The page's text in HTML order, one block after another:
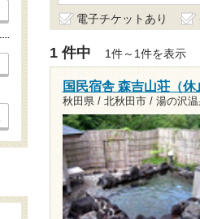
電子チケットあり
1 件中 1件～1件を表示
国民宿舎 森吉山荘（休
秋田県 / 北秋田市 / 湯の沢温